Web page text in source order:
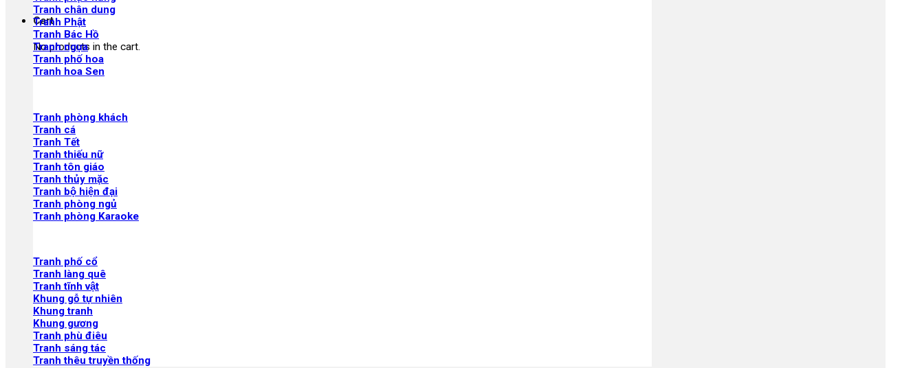
Cart
No products in the cart.
Tranh chân dung
Tranh Phật
Tranh Bác Hồ
Tranh ngựa
Tranh phố hoa
Tranh hoa Sen
Tranh phòng khách
Tranh cá
Tranh Tết
Tranh thiếu nữ
Tranh tôn giáo
Tranh thủy mặc
Tranh bộ hiện đại
Tranh phòng ngủ
Tranh phòng Karaoke
Tranh phố cổ
Tranh làng quê
Tranh tĩnh vật
Khung gỗ tự nhiên
Khung tranh
Khung gương
Tranh phù điêu
Tranh sáng tác
Tranh thêu truyền thống